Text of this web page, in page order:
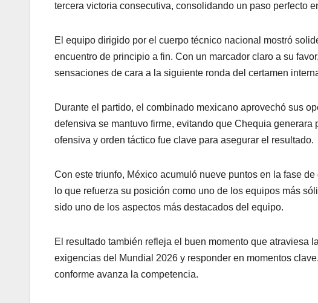
tercera victoria consecutiva, consolidando un paso perfecto
El equipo dirigido por el cuerpo técnico nacional mostró
encuentro de principio a fin. Con un marcador claro a su
sensaciones de cara a la siguiente ronda del certamen
Durante el partido, el combinado mexicano aprovechó sus
defensiva se mantuvo firme, evitando que Chequia
ofensiva y orden táctico fue clave para asegurar el resultado.
Con este triunfo, México acumuló nueve puntos en la fase
lo que refuerza su posición como uno de los equipos más
sido uno de los aspectos más destacados del equipo.
El resultado también refleja el buen momento que atraviesa
exigencias del Mundial 2026 y responder en momentos
conforme avanza la competencia.